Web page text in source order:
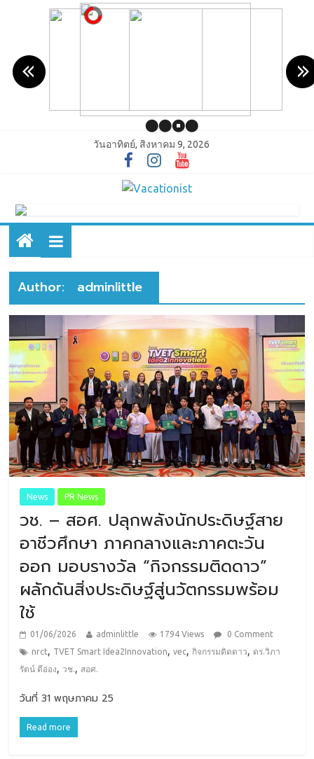
วันอาทิตย์, สิงหาคม 9, 2026
Author: adminlittle
News PR News
วช. – สอศ. ปลุกพลังนักประดิษฐ์สาย
อาชีวศึกษา ภาคกลางและภาคตะวัน
ออก มอบรางวัล “กิจกรรมติดดาว”
ผลักดันสิ่งประดิษฐ์สู่นวัตกรรมพร้อม
ใช้
01/06/2026 adminlittle 1794 Views
0 Comment
nrct, TVET Smart Idea2Innovation,vec,กิจกรรมติดดาว, ดร.วิภา
รัตน์ ดีอ่อง, วช., สอศ.
วันที่ 31 พฤษภาคม 25
Read more